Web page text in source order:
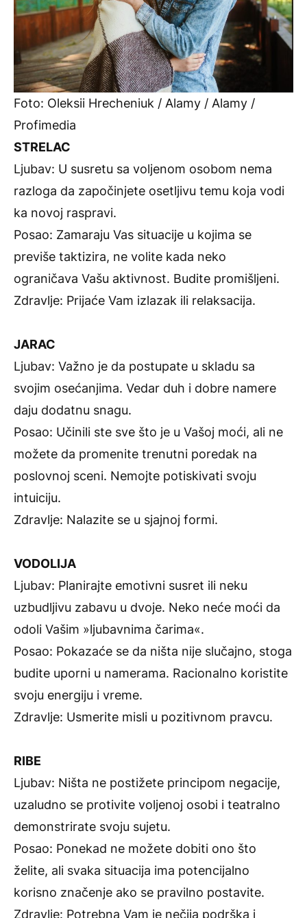
Foto: Oleksii Hrecheniuk / Alamy / Alamy /
Profimedia
STRELAC
Ljubav: U susretu sa voljenom osobom nema
razloga da započinjete osetljivu temu koja vodi
ka novoj raspravi.
Posao: Zamaraju Vas situacije u kojima se
previše taktizira, ne volite kada neko
ograničava Vašu aktivnost. Budite promišljeni.
Zdravlje: Prijaće Vam izlazak ili relaksacija.
JARAC
Ljubav: Važno je da postupate u skladu sa
svojim osećanjima. Vedar duh i dobre namere
daju dodatnu snagu.
Posao: Učinili ste sve što je u Vašoj moći, ali ne
možete da promenite trenutni poredak na
poslovnoj sceni. Nemojte potiskivati svoju
intuiciju.
Zdravlje: Nalazite se u sjajnoj formi.
VODOLIJA
Ljubav: Planirajte emotivni susret ili neku
uzbudljivu zabavu u dvoje. Neko neće moći da
odoli Vašim »ljubavnima čarima«.
Posao: Pokazaće se da ništa nije slučajno, stoga
budite uporni u namerama. Racionalno koristite
svoju energiju i vreme.
Zdravlje: Usmerite misli u pozitivnom pravcu.
RIBE
Ljubav: Ništa ne postižete principom negacije,
uzaludno se protivite voljenoj osobi i teatralno
demonstrirate svoju sujetu.
Posao: Ponekad ne možete dobiti ono što
želite, ali svaka situacija ima potencijalno
korisno značenje ako se pravilno postavite.
Zdravlje: Potrebna Vam je nečija podrška i